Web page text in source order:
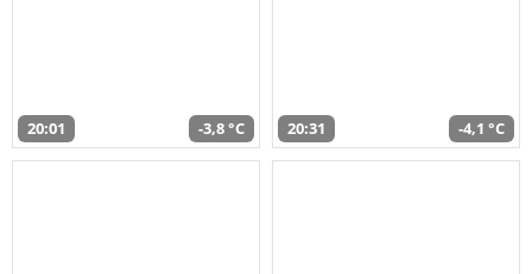
20:01 -3,8 °C 20:31 -4,1 °C